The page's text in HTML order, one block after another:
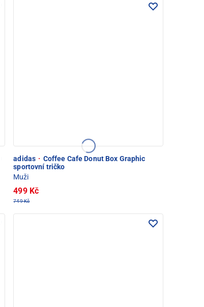
adidas · Coffee Cafe Donut Box Graphic
sportovní tričko
Muži
499 Kč
749 Kč